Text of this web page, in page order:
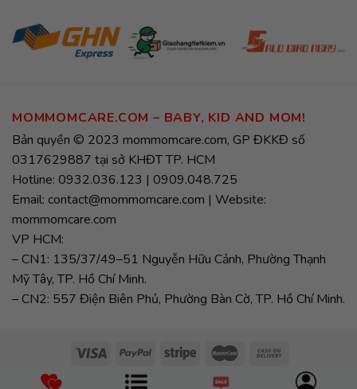
MOMMOMCARE.COM – BABY, KID AND MOM!
Bản quyền © 2023 mommomcare.com, GP ĐKKĐ số
0317629887 tại sở KHĐT TP. HCM
Hotline: 0932.036.123 | 0909.048.725
Email: contact@mommomcare.com | Website:
mommomcare.com
VP HCM:
– CN1: 135/37/49–51 Nguyễn Hữu Cảnh, Phường Thạnh
Mỹ Tây, TP. Hồ Chí Minh.
– CN2: 557 Điện Biên Phủ, Phường Bàn Cờ, TP. Hồ Chí Minh.